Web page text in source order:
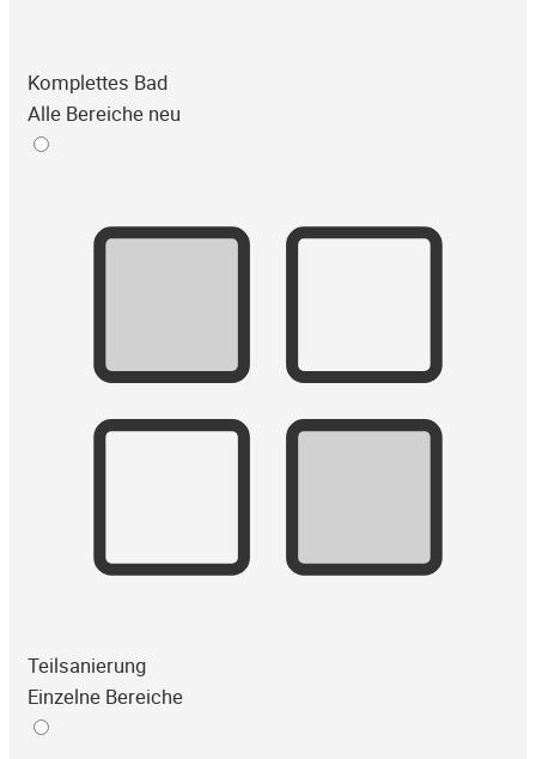
Komplettes Bad
Alle Bereiche neu
Teilsanierung
Einzelne Bereiche